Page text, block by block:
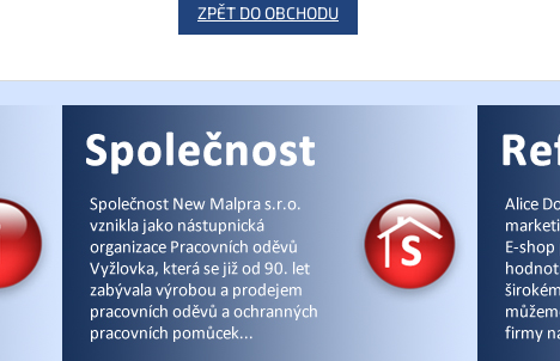
ZPĚT DO OBCHODU